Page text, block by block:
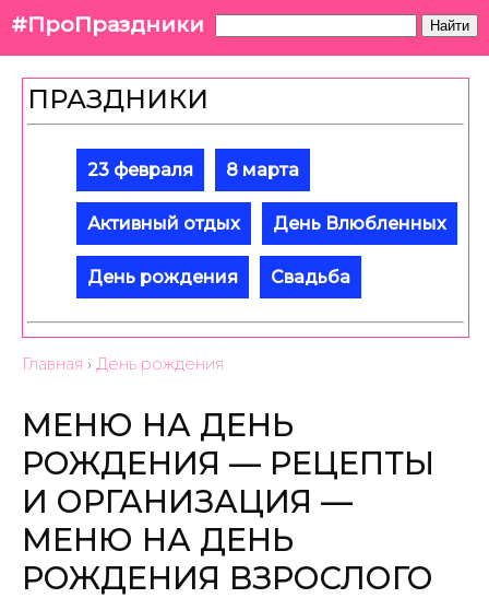
#ПроПраздники Найти
ПРАЗДНИКИ
23 февраля 8 марта
Активный отдых День Влюбленных
День рождения Свадьба
Главная › День рождения
МЕНЮ НА ДЕНЬ
РОЖДЕНИЯ — РЕЦЕПТЫ
И ОРГАНИЗАЦИЯ —
МЕНЮ НА ДЕНЬ
РОЖДЕНИЯ ВЗРОСЛОГО